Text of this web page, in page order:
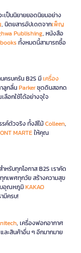
เป็นนิยายยอดนิยมอย่าง
, นิตยสารอัปเดตจากเพ็ญ
Publishing, หนังสือ
ทั้งหมดนี้สามารถซื้อ
ครบครัน B2S มีเครื่อง
ลูกลื่นParkerชุดดินสอกด
ลือกใช้ได้อย่างจุใจ
ค์ตัวจริง ทั้งสีไม้Colleen,
MARTEให้คุณ
รับทุกโอกาส B2S เราคัด
กเพศทุกวัย สร้างความสุข
บอุณหภูมิKAKAO
ามีครบ!
, เครื่องฟอกอากาศ
และสินค้าอื่น ๆ อีกมากมาย